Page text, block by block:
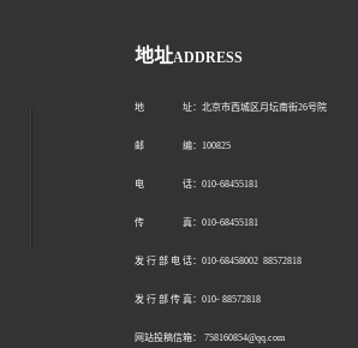
地址ADDRESS
地 址：北京市西城区月坛南街26号院
邮 编：100825
电 话：010-68455181
传 真：010-68455181
发 行 部 电 话：010-68458002 88572818
发 行 部 传 真：010- 88572818
网站投稿信箱： 758160854@qq.com